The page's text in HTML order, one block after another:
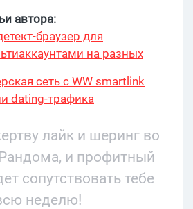
автора:
браузер для
на разных
сеть с WW smartlink
dating-трафика
лайк и шеринг во
и профитный
сопутствовать тебе
неделю!